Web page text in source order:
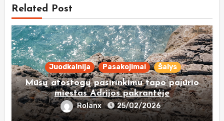
Related Post
Juodkalnija Pasakojimai Šalys
Mūsų atostogų pasirinkimu tapo pajūrio
miestas Adrijos pakrantėje
Rolanx 25/02/2026